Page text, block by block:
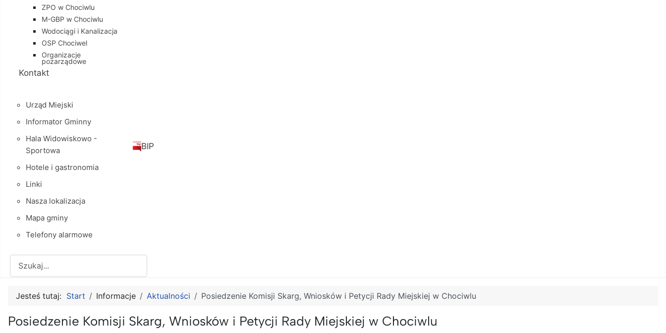
ZPO w Chociwlu
M-GBP w Chociwlu
Wodociągi i Kanalizacja
OSP Chociwel
Organizacje
pozarządowe
Kontakt
Urząd Miejski
Informator Gminny
Hala Widowiskowo -
Sportowa
Hotele i gastronomia
Linki
Nasza lokalizacja
Mapa gminy
Telefony alarmowe
BIP
Jesteś tutaj: Start Informacje Aktualności Posiedzenie Komisji Skarg, Wniosków i Petycji Rady Miejskiej w Chociwlu
Posiedzenie Komisji Skarg, Wniosków i Petycji Rady Miejskiej w Chociwlu